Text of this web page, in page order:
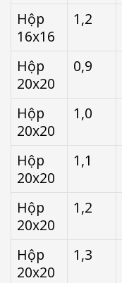
Hộp
16x16
1,2
Hộp
20x20
0,9
Hộp
20x20
1,0
Hộp
20x20
1,1
Hộp
20x20
1,2
Hộp
20x20
1,3